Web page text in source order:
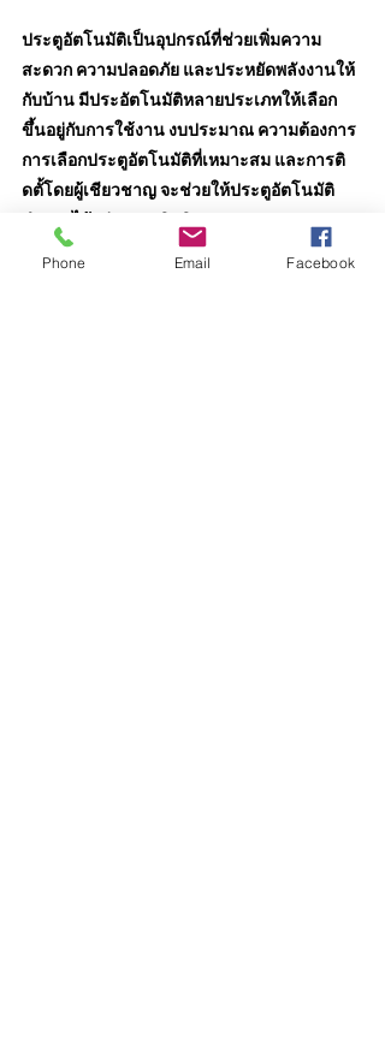
ประตูอัตโนมัติเป็นอุปกรณ์ที่ช่วยเพิ่มความ
สะดวก ความปลอดภัย และประหยัดพลังงานให้
กับบ้าน มีประอัตโนมัติหลายประเภทให้เลือก
ขึ้นอยู่กับการใช้งาน งบประมาณ ความต้องการ
การเลือกประตูอัตโนมัติที่เหมาะสม และการติ
ดตั้โดยผู้เชียวชาญ จะช่วยให้ประตูอัตโนมัติ
ทำงานได้อย่างประสิทธิภาพและยาวนานมาก
Phone Email Facebook